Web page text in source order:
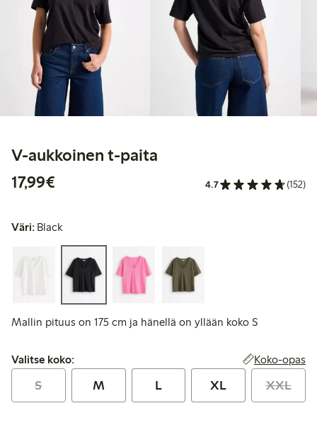
V-aukkoinen t-paita
17,99€
4.7 (152)
Väri: Black
Mallin pituus on 175 cm ja hänellä on yllään koko S
Valitse koko:
Valitse koko: Koko-opas
S M L XL XXL